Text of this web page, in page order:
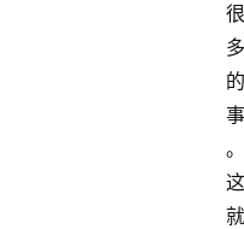
很
多
的
事
。
这
就